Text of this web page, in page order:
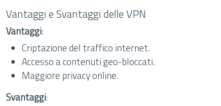
Vantaggi e Svantaggi delle VPN
Vantaggi:
Criptazione del traffico internet.
Accesso a contenuti geo-bloccati.
Maggiore privacy online.
Svantaggi: